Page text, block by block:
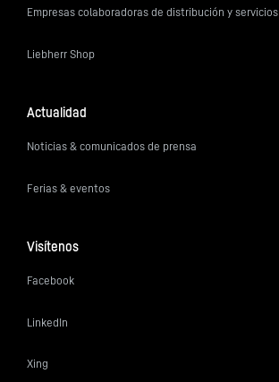
Empresas colaboradoras de distribución y servicios
Liebherr Shop
Actualidad
Noticias & comunicados de prensa
Ferias & eventos
Visítenos
Facebook
LinkedIn
Xing